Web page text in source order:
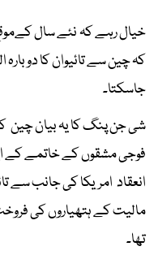
خیال رہے کہ نئے سال
کہ چین سے تائیوان کا دوبارہ
جاسکتا۔
فوجی مشقوں کے خاتمے کے
مالیت کے ہتھیاروں کی
تھا۔